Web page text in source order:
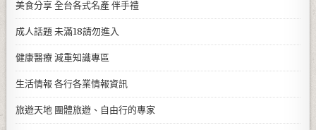
美食分享 全台各式名產 伴手禮
成人話題 未滿18請勿進入
健康醫療 減重知識專區
生活情報 各行各業情報資訊
旅遊天地 團體旅遊、自由行的專家